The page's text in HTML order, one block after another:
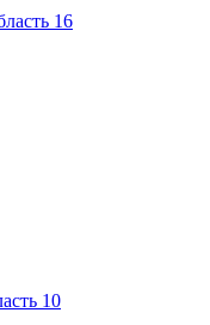
16
10